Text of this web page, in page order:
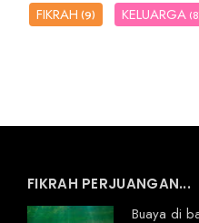
FIKRAH(9) KELUARGA
FIKRAH PERJUANGAN...
Buaya di